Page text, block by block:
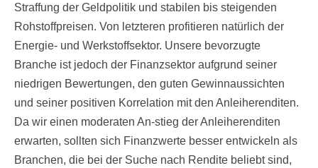
Straffung der Geldpolitik und stabilen bis steigenden
Rohstoffpreisen. Von letzteren profitieren natürlich der
Energie- und Werkstoffsektor. Unsere bevorzugte
Branche ist jedoch der Finanzsektor aufgrund seiner
niedrigen Bewertungen, den guten Gewinnaussichten
und seiner positiven Korrelation mit den Anleiherenditen.
Da wir einen moderaten An-stieg der Anleiherenditen
erwarten, sollten sich Finanzwerte besser entwickeln als
Branchen, die bei der Suche nach Rendite beliebt sind,